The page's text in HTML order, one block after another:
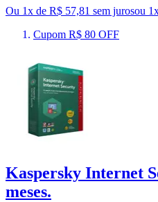
Ou 1x de R$ 57,81 sem jurosou 1
Cupom R$ 80 OFF
Kaspersky Internet
meses.